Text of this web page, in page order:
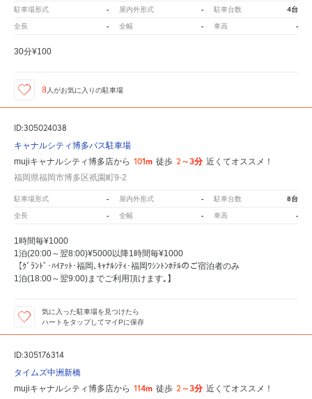
駐車場形式 - 屋内外形式 - 駐車台数 4台
全長 - 全幅 - 車高 -
30分¥100
8 人がお気に入りの駐車場
ID:305024038
キャナルシティ博多バス駐車場
mujiキャナルシティ博多店から 101m 徒歩 2～3分 近くてオススメ！
福岡県福岡市博多区祇園町9-2
駐車場形式 - 屋内外形式 - 駐車台数 8台
全長 - 全幅 - 車高 -
1時間毎¥1000
1泊(20:00～翌8:00)¥5000以降1時間毎¥1000
【ｸﾞﾗﾝﾄﾞ･ﾊｲｱｯﾄ･福岡､ｷｬﾅﾙｼﾃｨ･福岡ﾜｼﾝﾄﾝﾎﾃﾙのご宿泊者のみ
1泊(18:00～翌9:00)までご利用頂けます｡】
気に入った駐車場を見つけたら
ハートをタップしてマイPに保存
ID:305176314
タイムズ中洲新橋
mujiキャナルシティ博多店から 114m 徒歩 2～3分 近くてオススメ！